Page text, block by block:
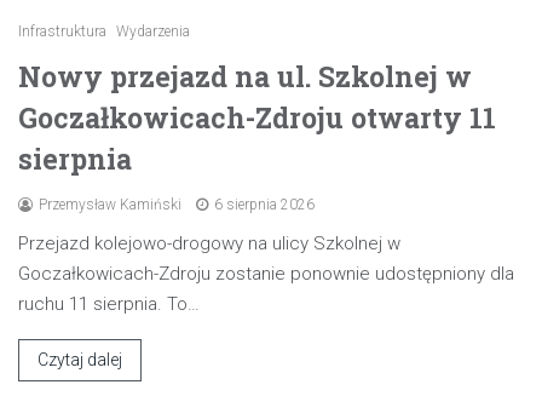
Infrastruktura Wydarzenia
Nowy przejazd na ul. Szkolnej w
Goczałkowicach-Zdroju otwarty 11
sierpnia
Przemysław Kamiński 6 sierpnia 2026
Przejazd kolejowo-drogowy na ulicy Szkolnej w
Goczałkowicach-Zdroju zostanie ponownie udostępniony dla
ruchu 11 sierpnia. To…
Czytaj dalej